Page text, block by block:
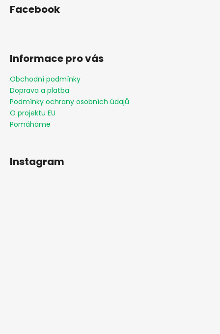
Facebook
Informace pro vás
Obchodní podmínky
Doprava a platba
Podmínky ochrany osobních údajů
O projektu EU
Pomáháme
Instagram